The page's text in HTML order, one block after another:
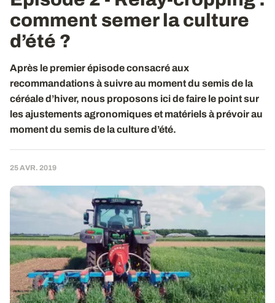
comment semer la culture
d’été ?
Après le premier épisode consacré aux
recommandations à suivre au moment du semis de la
céréale d’hiver, nous proposons ici de faire le point sur
les ajustements agronomiques et matériels à prévoir au
moment du semis de la culture d’été.
25 AVR. 2019